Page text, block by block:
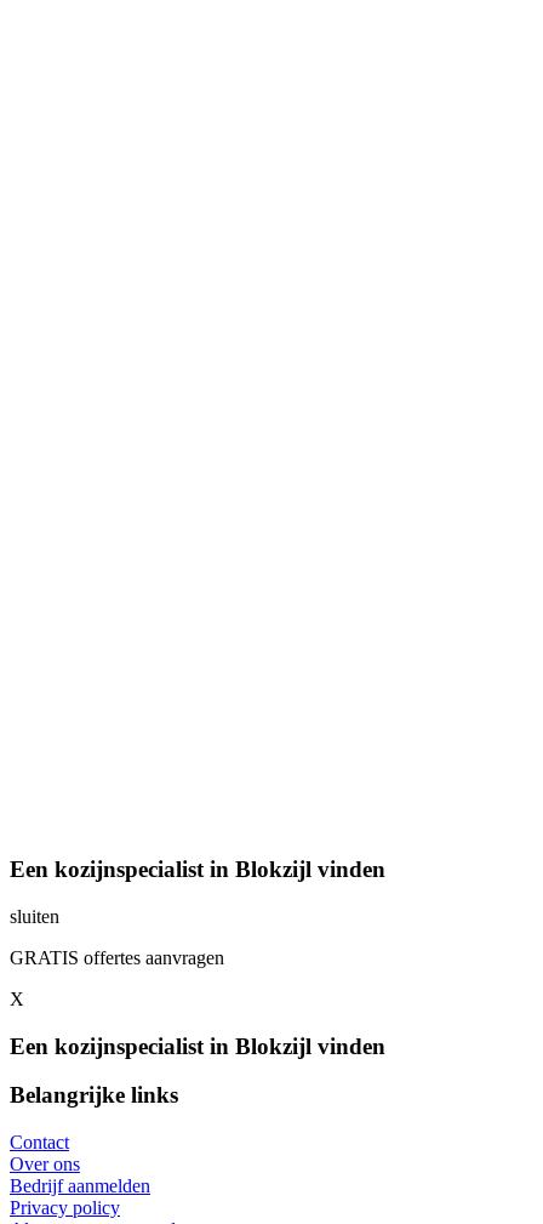
Een kozijnspecialist in Blokzijl vinden
sluiten
GRATIS offertes aanvragen
X
Een kozijnspecialist in Blokzijl vinden
Belangrijke links
Contact
Over ons
Bedrijf aanmelden
Privacy policy